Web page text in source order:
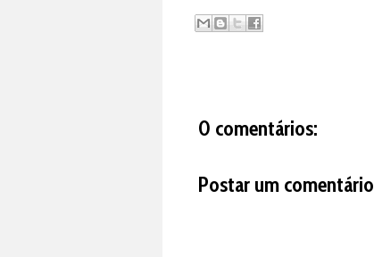
0 comentários:
Postar um comentário